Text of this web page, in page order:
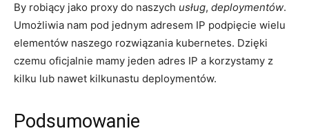
By robiący jako proxy do naszych usług, deploymentów.
Umożliwia nam pod jednym adresem IP podpięcie wielu
elementów naszego rozwiązania kubernetes. Dzięki
czemu oficjalnie mamy jeden adres IP a korzystamy z
kilku lub nawet kilkunastu deploymentów.
Podsumowanie